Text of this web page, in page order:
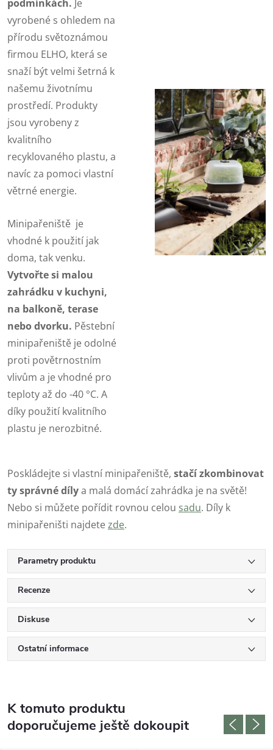
podmínkách. Je
vyrobené s ohledem na
přírodu světoznámou
firmou ELHO, která se
snaží být velmi šetrná k
našemu životnímu
prostředí. Produkty
jsou vyrobeny z
kvalitního
recyklovaného plastu, a
navíc za pomoci vlastní
větrné energie.
Minipařeniště je
vhodné k použití jak
doma, tak venku.
Vytvořte si malou
zahrádku v kuchyni,
na balkoně, terase
nebo dvorku. Pěstební
minipařeniště je odolné
proti povětrnostním
vlivům a je vhodné pro
teploty až do -40 °C. A
díky použití kvalitního
plastu je nerozbitné.
Poskládejte si vlastní minipařeniště, stačí zkombinovat
ty správné dílya malá domácí zahrádka je na světě!
Nebo si můžete pořídit rovnou celou sadu. Díly k
minipařeništi najdetezde.
Parametry produktu
Recenze
Diskuse
Ostatní informace
K tomuto produktu
doporučujeme ještě dokoupit